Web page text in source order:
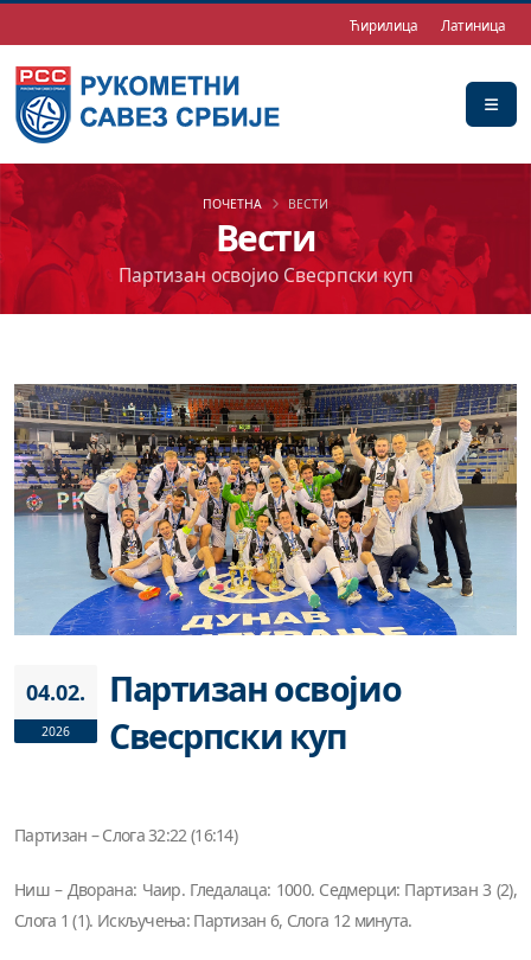
Ћирилица Латиница
Вести
Партизан освојио Свесрпски куп
ПОЧЕТНА ВЕСТИ
04.02.
2026
Партизан освојио
Свесрпски куп
Партизан – Слога 32:22 (16:14)
Ниш – Дворана: Чаир. Гледалаца: 1000. Седмерци: Партизан 3 (2),
Слога 1 (1). Искључења: Партизан 6, Слога 12 минута.